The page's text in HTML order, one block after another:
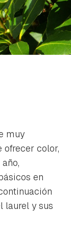
muy
ofrecer color,
en
laurel y sus